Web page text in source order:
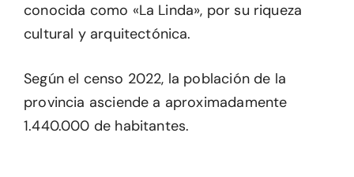
conocida como «La Linda», por su riqueza
cultural y arquitectónica.
Según el censo 2022, la población de la
provincia asciende a aproximadamente
1.440.000 de habitantes.